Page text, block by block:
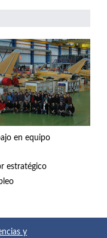
en equipo
estratégico
y